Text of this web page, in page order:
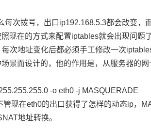
次拨号，出口ip192.168.5.3都会改变，
现在的方式来配置iptables就会出现问题
次地址变化后都必须手工修改一次
景而设计的，他的作用是，从服务器的
-o eth0 -j MASQUERADE
现在eth0的出口获得了怎样的动态ip，
地址转换。